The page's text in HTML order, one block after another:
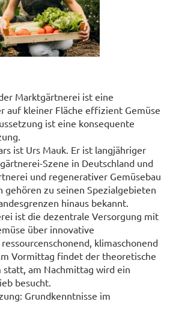
Marktgärtnerei ist eine
auf kleiner Fläche effizient Gemüse
ist eine konsequente
ist Urs Mauk. Er ist langjähriger
Szene in Deutschland und
und regenerativer Gemüsebau
gehören zu seinen Spezialgebieten
hinaus bekannt.
ist die dezentrale Versorgung mit
über innovative
klimaschonend
Vormittag findet der theoretische
statt, am Nachmittag wird ein
besucht.
Grundkenntnisse im